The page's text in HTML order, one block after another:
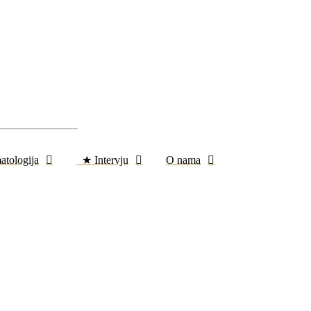
★ Intervju O nama